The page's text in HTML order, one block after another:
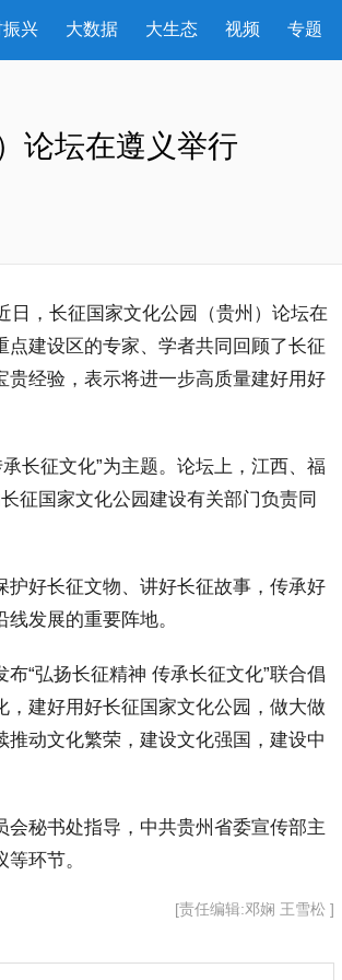
振兴 大数据 大生态 视频 专题
论坛在遵义举行
，长征国家文化公园（贵州）论坛在
建设区的专家、学者共同回顾了长征
经验，表示将进一步高质量建好用好
征文化”为主题。论坛上，江西、福
征国家文化公园建设有关部门负责同
好长征文物、讲好长征故事，传承好
发展的重要阵地。
“弘扬长征精神 传承长征文化”联合倡
建好用好长征国家文化公园，做大做
动文化繁荣，建设文化强国，建设中
秘书处指导，中共贵州省委宣传部主
环节。
[责任编辑:邓娴 王雪松 ]